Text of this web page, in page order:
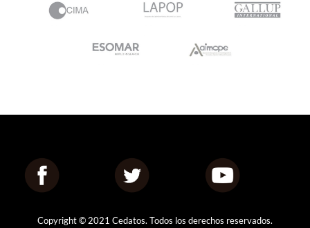
Copyright © 2021 Cedatos. Todos los derechos reservados.